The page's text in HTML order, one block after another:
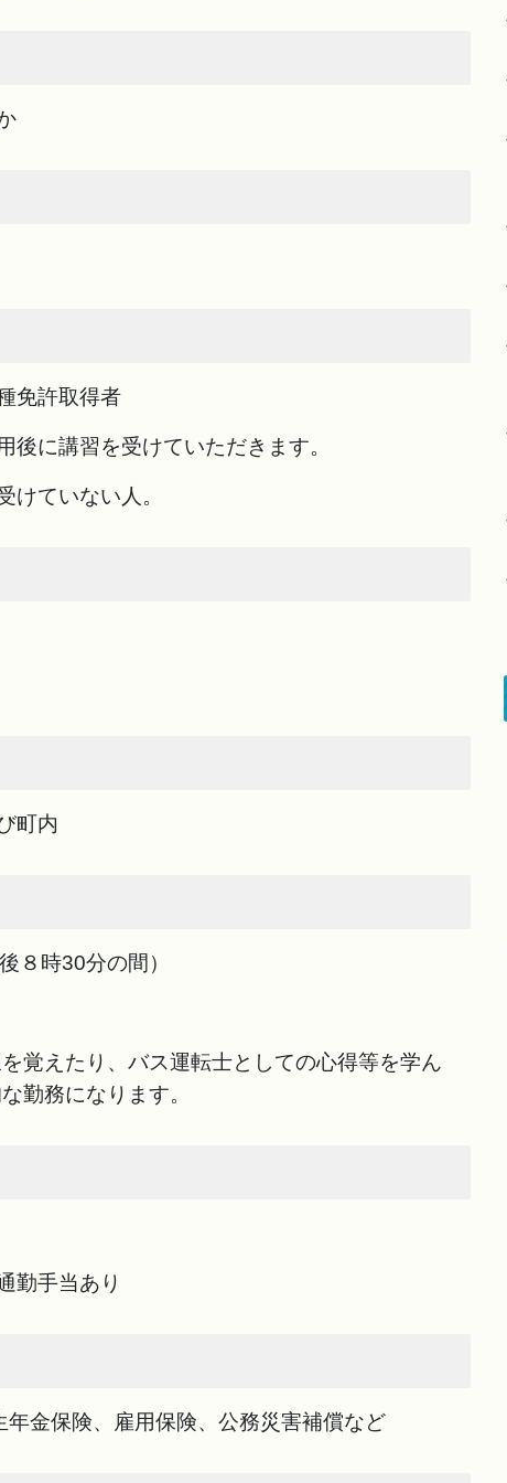
免許取得者
に講習を受けていただきます。
ていない人。
町内
８時30分の間）
覚えたり、バス運転士としての心得等を学ん
勤務になります。
勤手当あり
金保険、雇用保険、公務災害補償など